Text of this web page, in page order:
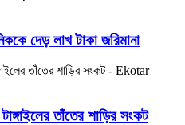
দেড় লাখ টাকা জরিমানা
তাঁতের শাড়ির সংকট